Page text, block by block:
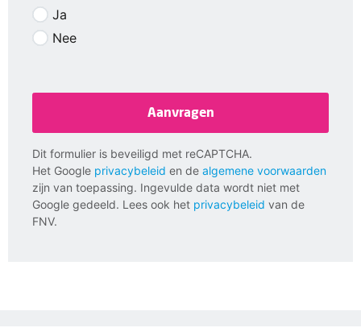
Ja
Nee
Dit formulier is beveiligd met reCAPTCHA.
Het Google privacybeleid en de algemene voorwaarden
zijn van toepassing. Ingevulde data wordt niet met
Google gedeeld. Lees ook het privacybeleid van de
FNV.
Aanvragen